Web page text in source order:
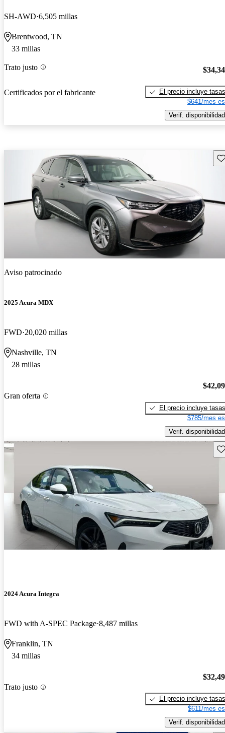
SH-AWD 6,505 millas
Brentwood, TN
33 millas
Trato justo
Certificados por el fabricante
El precio incluye tasas
$641/mes
Verif. disponibilidad
Aviso patrocinado
2025 Acura MDX
FWD 20,020 millas
Nashville, TN
28 millas
Gran oferta
El precio incluye tasas
$785/mes
Verif. disponibilidad
2024 Acura Integra
FWD with A-SPEC Package 8,487 millas
Franklin, TN
34 millas
Trato justo
El precio incluye tasas
$611/mes
Verif. disponibilidad